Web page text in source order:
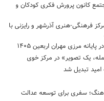
کانون پرورش فکری کودکان و
فرهنگی‌-هنری آذرشهر و رایزنی با
مرزی مهران اربعین ۱۴۰۵
یک تصویر» در مرکز خوی
امید تبدیل شد
سفری برای توسعه عدالت